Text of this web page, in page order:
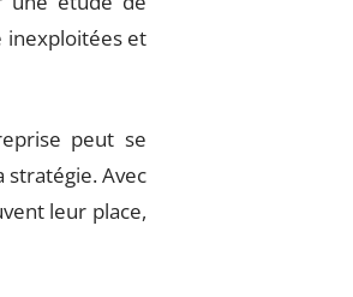
inexploitées et
peut se
stratégie. Avec
leur place,